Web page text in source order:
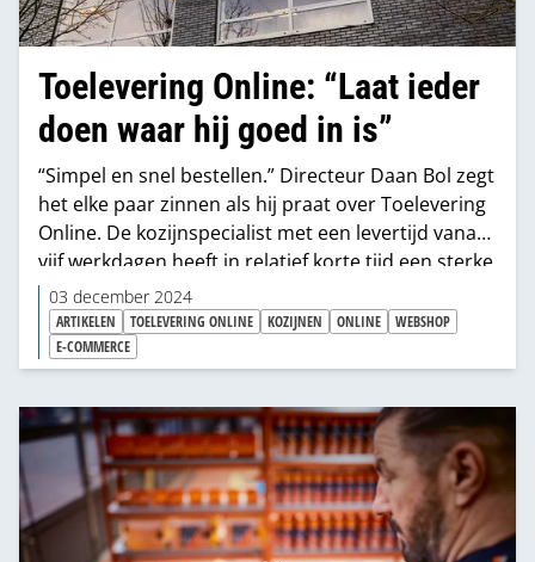
Toelevering Online: “Laat ieder
doen waar hij goed in is”
“Simpel en snel bestellen.” Directeur Daan Bol zegt
het elke paar zinnen als hij praat over Toelevering
Online. De kozijnspecialist met een levertijd vanaf
vijf werkdagen heeft in relatief korte tijd een sterke
marktpositie verworven, met een jaaromzet van
tientallen miljoenen tot gevolg. Een nieuw
platform en toenadering tot de offline markt
moeten zorgen voor nieuwe groei van het e-
commercebedrijf uit Nijverdal: “Ja, we voeren
gesprekken met de hoofdkantoren van
bouwmarkten en bouwgroothandels.”
03 december 2024
ARTIKELEN TOELEVERING ONLINE KOZIJNEN ONLINE
WEBSHOP
E-COMMERCE